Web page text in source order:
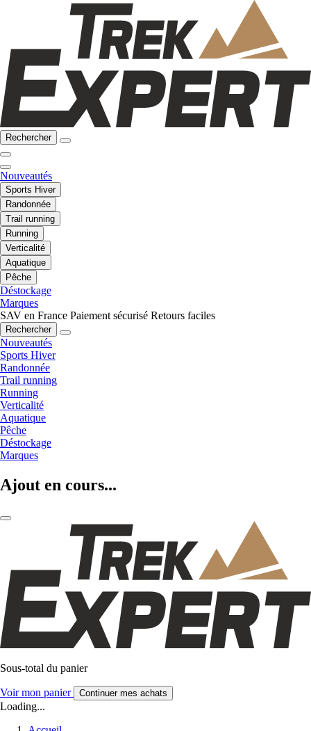
Rechercher
Nouveautés
Sports Hiver
Randonnée
Trail running
Running
Verticalité
Aquatique
Pêche
Déstockage
Marques
SAV en France Paiement sécurisé Retours faciles
Rechercher
Nouveautés
Sports Hiver
Randonnée
Trail running
Running
Verticalité
Aquatique
Pêche
Déstockage
Marques
Ajout en cours...
Sous-total du panier
Voir mon panier Continuer mes achats
Loading...